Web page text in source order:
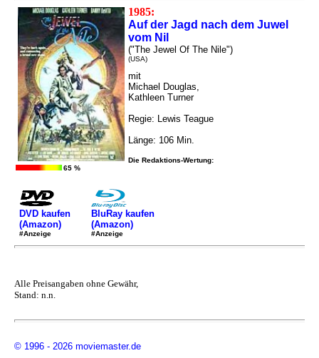
1985:
Auf der Jagd nach dem Juwel
vom Nil
("The Jewel Of The Nile")
(USA)
mit
Michael Douglas,
Kathleen Turner
Regie: Lewis Teague
Länge: 106 Min.
Die Redaktions-Wertung:
65 %
DVD kaufen
(Amazon)
#Anzeige
BluRay kaufen
(Amazon)
#Anzeige
Alle Preisangaben ohne Gewähr,
Stand: n.n.
© 1996 - 2026 moviemaster.de